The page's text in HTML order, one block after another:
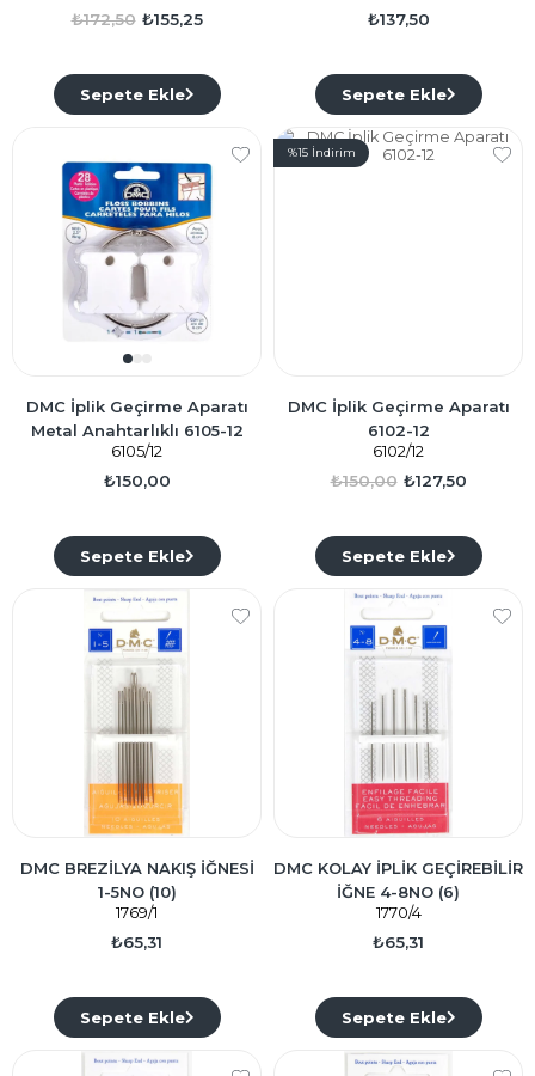
₺155,25
₺172,50
Sepete Ekle
₺137,50
Sepete Ekle
DMC İplik Geçirme Aparatı
Metal Anahtarlıklı 6105-12
6105/12
₺150,00
Sepete Ekle
DMC İplik Geçirme Aparatı
6102-12
6102/12
₺127,50
₺150,00
Sepete Ekle
%15 İndirim
DMC BREZİLYA NAKIŞ İĞNESİ
1-5NO (10)
1769/1
₺65,31
Sepete Ekle
DMC KOLAY İPLİK GEÇİREBİLİR
İĞNE 4-8NO (6)
1770/4
₺65,31
Sepete Ekle